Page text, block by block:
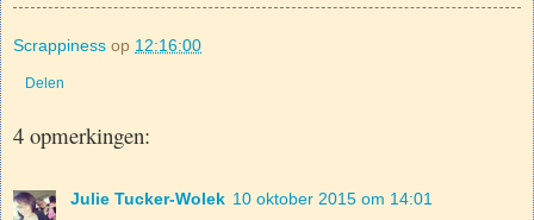
Scrappiness op 12:16:00
Delen
4 opmerkingen:
Julie Tucker-Wolek 10 oktober 2015 om 14:01